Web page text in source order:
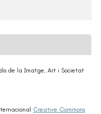
de la Imatge, Art i Societat
Creative Commons